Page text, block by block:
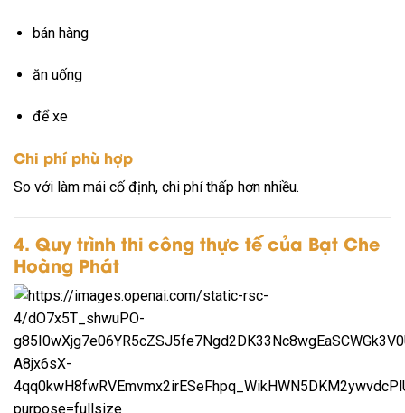
bán hàng
ăn uống
để xe
Chi phí phù hợp
So với làm mái cố định, chi phí thấp hơn nhiều.
4. Quy trình thi công thực tế của Bạt Che
Hoàng Phát